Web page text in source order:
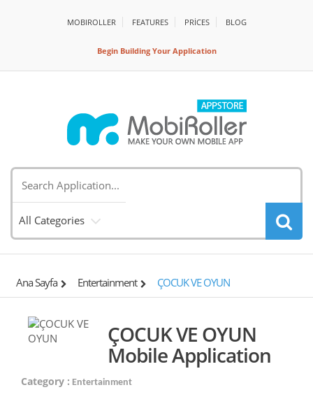
MOBIROLLER FEATURES PRİCES BLOG
Begin Building Your Application
All Categories
Ana Sayfa Entertainment ÇOCUK VE OYUN
ÇOCUK VE OYUN
Mobile Application
Category : Entertainment